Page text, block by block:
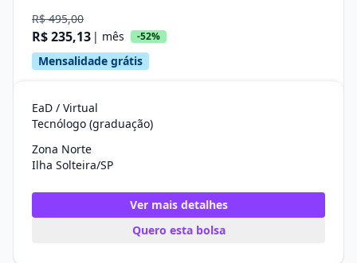
R$ 495,00
R$ 235,13 | mês -52%
Mensalidade grátis
EaD / Virtual
Tecnólogo (graduação)
Zona Norte
Ilha Solteira/SP
Ver mais detalhes
Quero esta bolsa